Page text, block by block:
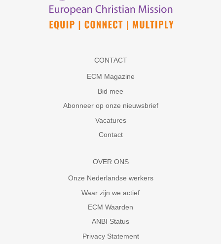
CONTACT
ECM Magazine
Bid mee
Abonneer op onze nieuwsbrief
Vacatures
Contact
OVER ONS
Onze Nederlandse werkers
Waar zijn we actief
ECM Waarden
ANBI Status
Privacy Statement